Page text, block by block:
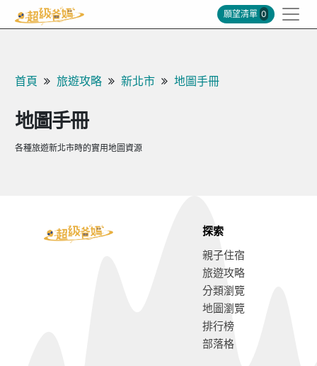
願望清單 0
首頁 旅遊攻略 新北市 地圖手冊
地圖手冊
各種旅遊新北市時的實用地圖資源
探索
親子住宿
旅遊攻略
分類瀏覽
地圖瀏覽
排行榜
部落格